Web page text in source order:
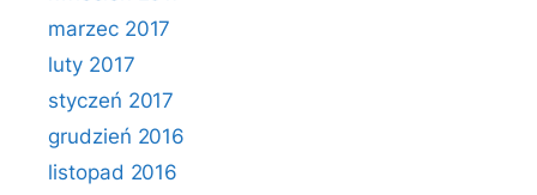
marzec 2017
luty 2017
styczeń 2017
grudzień 2016
listopad 2016